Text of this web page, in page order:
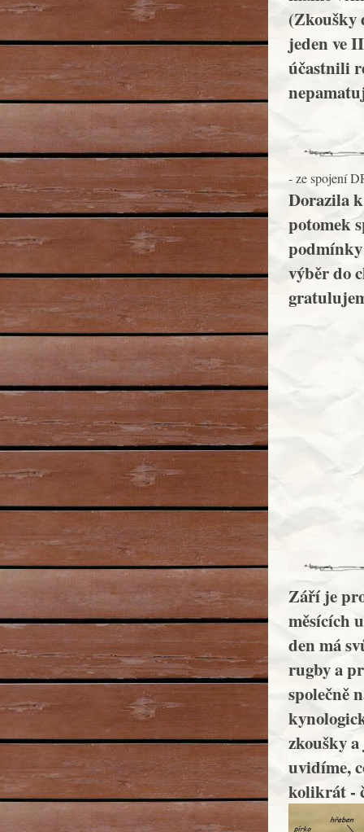
(Zkoušky
jeden ve
účastnili
- ze spojení
Dorazila
potomek
výběr do
Září je
měsících
den má
rugby a
společně
zkoušky
uvidíme,
kolikrát -